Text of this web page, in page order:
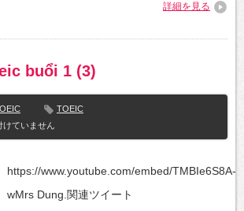
詳細を見る
buổi 1 (3)
TOEIC
けていません
https://www.youtube.com/embed/TMBIe6S8A-
wMrs Dung.関連ツイート